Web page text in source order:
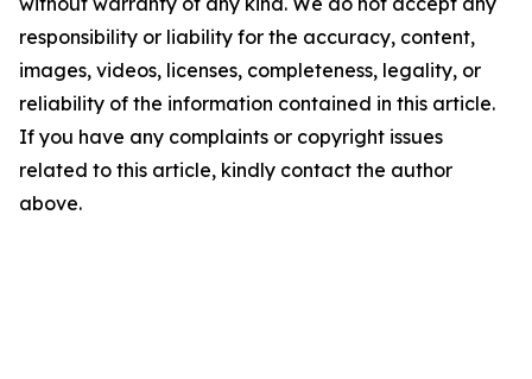
responsibility or liability for the accuracy, content,
images, videos, licenses, completeness, legality, or
reliability of the information contained in this article.
If you have any complaints or copyright issues
related to this article, kindly contact the author
above.